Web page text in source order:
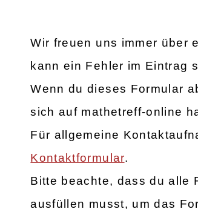
Wir freuen uns immer über
kann ein Fehler im Eintrag
Wenn du dieses Formular
sich auf mathetreff-online
Für allgemeine
Kontaktformular.
Bitte beachte, dass du alle
ausfüllen musst, um das